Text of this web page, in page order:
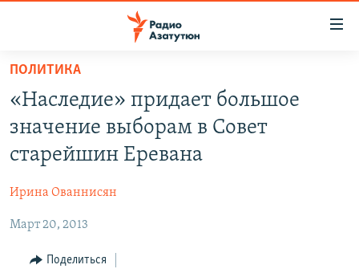
Перейти
основному
содержанию
основной
навигации
Перейти
поиску
ПОЛИТИКА
ЭКОНОМИКА
РЕГИОН
НАГОРНЫЙ КАРАБАХ
ПОЛИТИКА
«Наследие» придает большое
значение выборам в Совет
старейшин Еревана
Ирина Ованнисян
Март 20, 2013
Поделиться